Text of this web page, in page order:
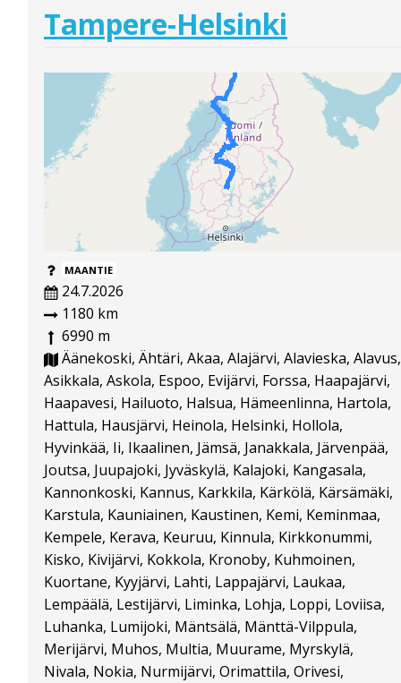
Tampere-Helsinki
MAANTIE
24.7.2026
1180 km
6990 m
Äänekoski, Ähtäri, Akaa, Alajärvi, Alavieska, Alavus,
Asikkala, Askola, Espoo, Evijärvi, Forssa, Haapajärvi,
Haapavesi, Hailuoto, Halsua, Hämeenlinna, Hartola,
Hattula, Hausjärvi, Heinola, Helsinki, Hollola,
Hyvinkää, Ii, Ikaalinen, Jämsä, Janakkala, Järvenpää,
Joutsa, Juupajoki, Jyväskylä, Kalajoki, Kangasala,
Kannonkoski, Kannus, Karkkila, Kärkölä, Kärsämäki,
Karstula, Kauniainen, Kaustinen, Kemi, Keminmaa,
Kempele, Kerava, Keuruu, Kinnula, Kirkkonummi,
Kisko, Kivijärvi, Kokkola, Kronoby, Kuhmoinen,
Kuortane, Kyyjärvi, Lahti, Lappajärvi, Laukaa,
Lempäälä, Lestijärvi, Liminka, Lohja, Loppi, Loviisa,
Luhanka, Lumijoki, Mäntsälä, Mänttä-Vilppula,
Merijärvi, Muhos, Multia, Muurame, Myrskylä,
Nivala, Nokia, Nurmijärvi, Orimattila, Orivesi,